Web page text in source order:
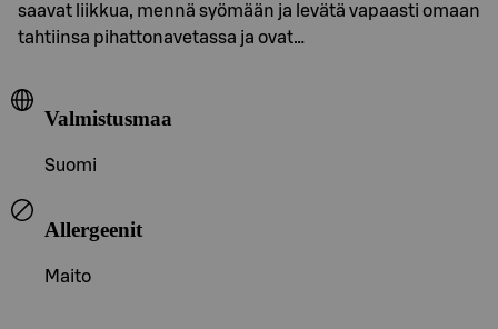
saavat liikkua, mennä syömään ja levätä vapaasti omaan
tahtiinsa pihattonavetassa ja ovat…
Valmistusmaa
Suomi
Allergeenit
Maito